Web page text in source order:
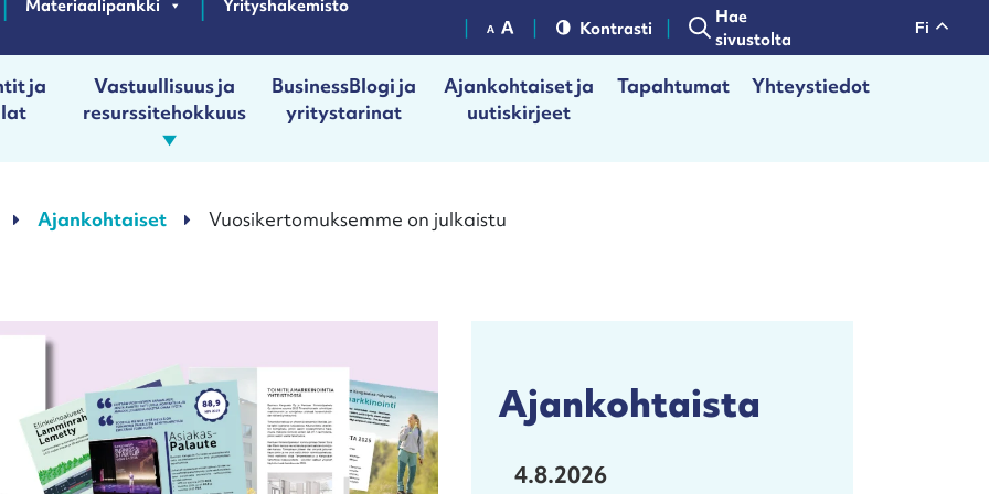
Materiaalipankki
Yrityshakemisto
Kontrasti
Hae
sivustolta
ja
Vastuullisuus ja
resurssitehokkuus
BusinessBlogi ja
yritystarinat
Ajankohtaiset ja
uutiskirjeet
Tapahtumat Yhteystiedot
Ajankohtaiset Vuosikertomuksemme on julkaistu
Ajankohtaista
4.8.2026
fi